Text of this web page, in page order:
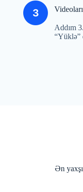
Addım
“Yüklə”
Ən